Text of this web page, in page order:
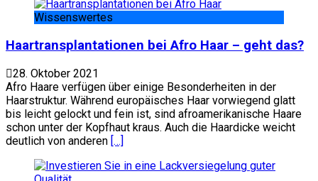
Wissenswertes
Haartransplantationen bei Afro Haar – geht das?
28. Oktober 2021
Afro Haare verfügen über einige Besonderheiten in der
Haarstruktur. Während europäisches Haar vorwiegend glatt
bis leicht gelockt und fein ist, sind afroamerikanische Haare
schon unter der Kopfhaut kraus. Auch die Haardicke weicht
deutlich von anderen […]